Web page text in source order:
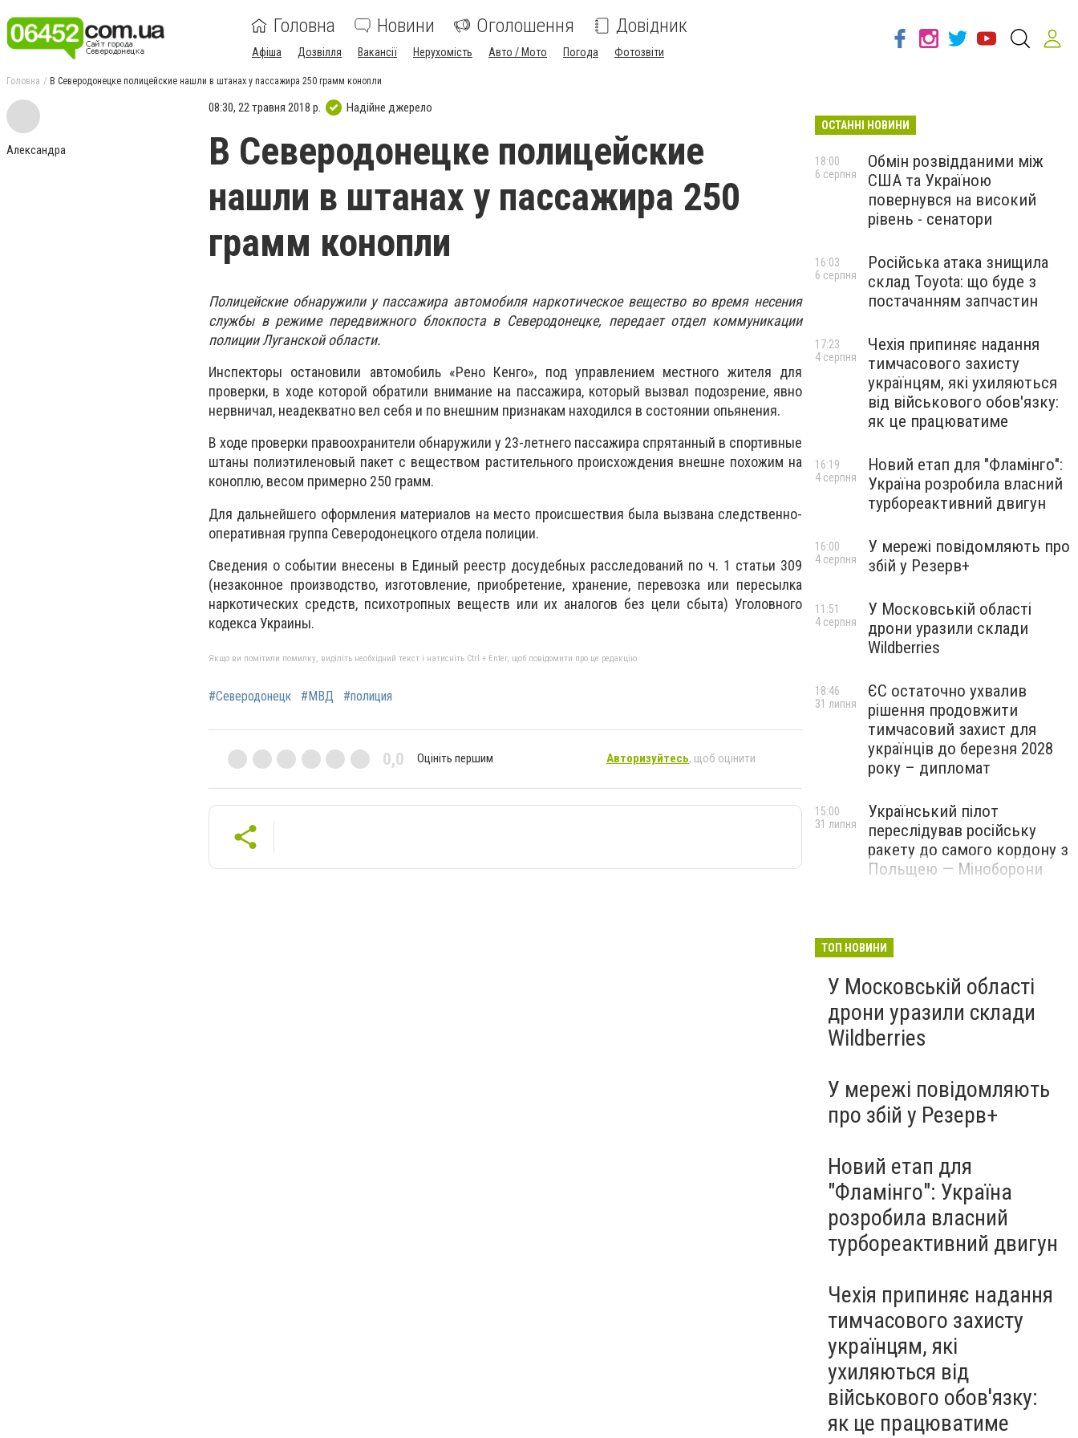
Головна Новини Оголошення Довідник
Афіша Дозвілля Вакансії Нерухомість Авто / Мото Погода Фотозвіти
Головна В Северодонецке полицейские нашли в штанах у пассажира 250 грамм конопли
Александра
08:30, 22 травня 2018 р. Надійне джерело
В Северодонецке полицейские
нашли в штанах у пассажира 250
грамм конопли
Полицейские обнаружили у пассажира автомобиля наркотическое вещество во время несения
службы в режиме передвижного блокпоста в Северодонецке, передает отдел коммуникации
полиции Луганской области.
Инспекторы остановили автомобиль «Рено Кенго», под управлением местного жителя для
проверки, в ходе которой обратили внимание на пассажира, который вызвал подозрение, явно
нервничал, неадекватно вел себя и по внешним признакам находился в состоянии опьянения.
В ходе проверки правоохранители обнаружили у 23-летнего пассажира спрятанный в спортивные
штаны полиэтиленовый пакет с веществом растительного происхождения внешне похожим на
коноплю, весом примерно 250 грамм.
Для дальнейшего оформления материалов на место происшествия была вызвана следственно-
оперативная группа Северодонецкого отдела полиции.
Сведения о событии внесены в Единый реестр досудебных расследований по ч. 1 статьи 309
(незаконное производство, изготовление, приобретение, хранение, перевозка или пересылка
наркотических средств, психотропных веществ или их аналогов без цели сбыта) Уголовного
кодекса Украины.
Якщо ви помітили помилку, виділіть необхідний текст і натисніть Ctrl + Enter, щоб повідомити про це редакцію
#Северодонецк #МВД #полиция
0,0 Оцініть першим Авторизуйтесь, щоб оцінити
ОСТАННІ НОВИНИ
Обмін розвідданими між
США та Україною
повернувся на високий
рівень - сенатори
18:00
6 серпня
Російська атака знищила
склад Toyota: що буде з
постачанням запчастин
16:03
6 серпня
Чехія припиняє надання
тимчасового захисту
українцям, які ухиляються
від військового обов'язку:
як це працюватиме
17:23
4 серпня
Новий етап для "Фламінго":
Україна розробила власний
турбореактивний двигун
16:19
4 серпня
У мережі повідомляють про
збій у Резерв+
16:00
4 серпня
У Московській області
дрони уразили склади
Wildberries
11:51
4 серпня
ЄС остаточно ухвалив
рішення продовжити
тимчасовий захист для
українців до березня 2028
року – дипломат
18:46
31 липня
Український пілот
переслідував російську
ракету до самого кордону з
Польщею — Міноборони
15:00
31 липня
ТОП НОВИНИ
У Московській області
дрони уразили склади
Wildberries
У мережі повідомляють
про збій у Резерв+
Новий етап для
"Фламінго": Україна
розробила власний
турбореактивний двигун
Чехія припиняє надання
тимчасового захисту
українцям, які
ухиляються від
військового обов'язку:
як це працюватиме